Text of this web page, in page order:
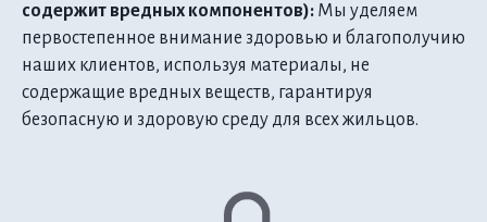
содержит вредных компонентов): Мы уделяем
первостепенное внимание здоровью и благополучию
наших клиентов, используя материалы, не
содержащие вредных веществ, гарантируя
безопасную и здоровую среду для всех жильцов.